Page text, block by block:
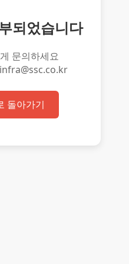
되었습니다
문의하세요
돌아가기